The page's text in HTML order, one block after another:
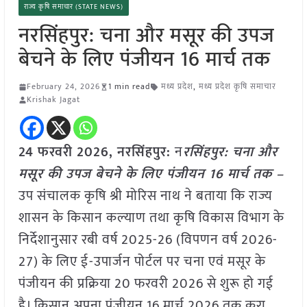
राज्य कृषि समाचार (STATE NEWS)
नरसिंहपुर: चना और मसूर की उपज
बेचने के लिए पंजीयन 16 मार्च तक
February 24, 2026 1 min read मध्य प्रदेश, मध्य प्रदेश कृषि समाचार
Krishak Jagat
24 फरवरी 2026,नरसिंहपुर:नरसिंहपुर: चना और
मसूर की उपज बेचने के लिए पंजीयन 16 मार्च तक –
उप संचालक कृषि श्री मोरिस नाथ ने बताया कि राज्य
शासन के किसान कल्याण तथा कृषि विकास विभाग के
निर्देशानुसार रबी वर्ष 2025-26 (विपणन वर्ष 2026-
27) के लिए ई-उपार्जन पोर्टल पर चना एवं मसूर के
पंजीयन की प्रक्रिया 20 फरवरी 2026 से शुरू हो गई